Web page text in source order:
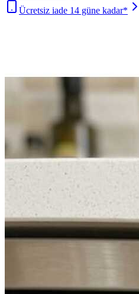
Ücretsiz iade 14 güne kadar*